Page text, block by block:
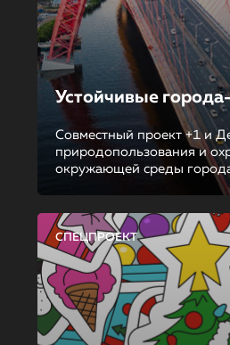
Устойчивые
Совместный проект +1 и
природопользования и
окружающей среды
СПЕЦПРОЕКТ